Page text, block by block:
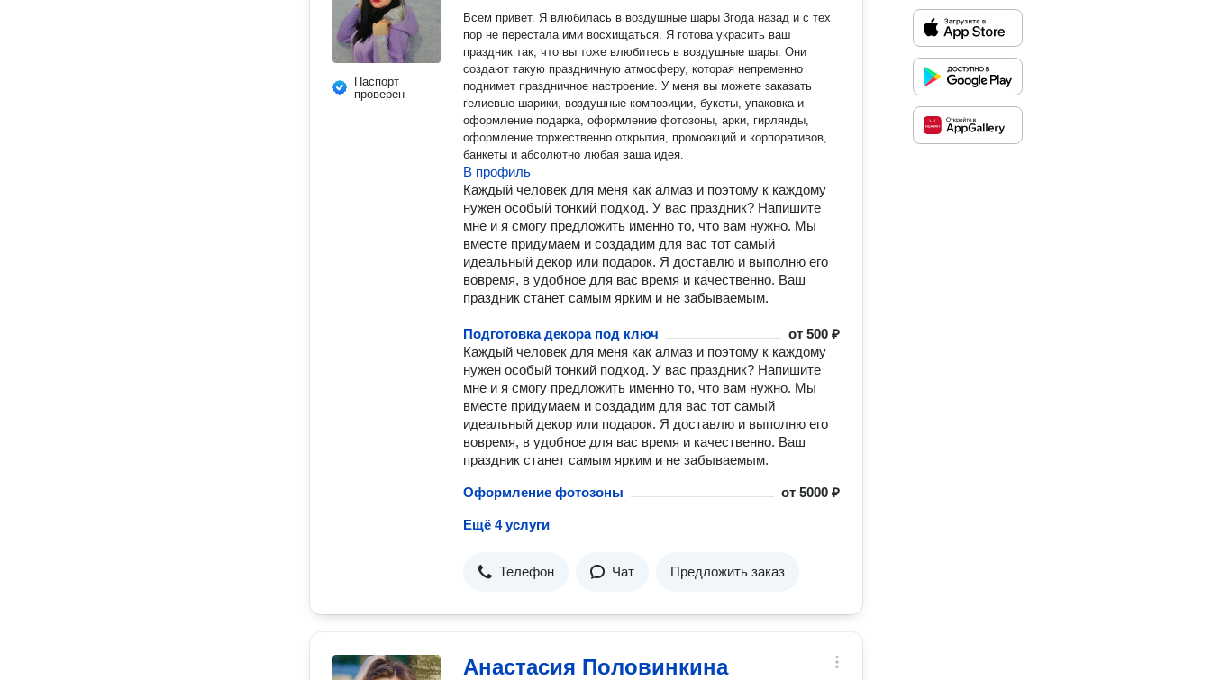
Паспорт
проверен
Всем привет. Я влюбилась в воздушные шары 3года назад и с тех
пор не перестала ими восхищаться. Я готова украсить ваш
праздник так, что вы тоже влюбитесь в воздушные шары. Они
создают такую праздничную атмосферу, которая непременно
поднимет праздничное настроение. У меня вы можете заказать
гелиевые шарики, воздушные композиции, букеты, упаковка и
оформление подарка, оформление фотозоны, арки, гирлянды,
оформление торжественно открытия, промоакций и корпоративов,
банкеты и абсолютно любая ваша идея.
В профиль
Каждый человек для меня как алмаз и поэтому к каждому
нужен особый тонкий подход. У вас праздник? Напишите
мне и я смогу предложить именно то, что вам нужно. Мы
вместе придумаем и создадим для вас тот самый
идеальный декор или подарок. Я доставлю и выполню его
вовремя, в удобное для вас время и качественно. Ваш
праздник станет самым ярким и не забываемым.
Подготовка декора под ключ от500 ₽
Каждый человек для меня как алмаз и поэтому к каждому
нужен особый тонкий подход. У вас праздник? Напишите
мне и я смогу предложить именно то, что вам нужно. Мы
вместе придумаем и создадим для вас тот самый
идеальный декор или подарок. Я доставлю и выполню его
вовремя, в удобное для вас время и качественно. Ваш
праздник станет самым ярким и не забываемым.
Оформление фотозоны от5000 ₽
Ещё 4 услуги
Телефон Чат Предложить заказ
Анастасия Пoловинкина